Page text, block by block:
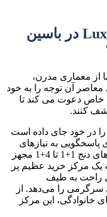
جزییات پروژه Luxera Towers در باسین
از معماری مدرن،
آن توجه را به خود
خاص دعوت می کند تا
کنند.
را در خود جای داده است
پاسخگویی به نیازهای
ساکنان مختلف طراحی شده‌اند. آپارتمان‌های دنج 1+1 تا 4+1 مجهز
یک مرکز خرید عظیم پر
راحت به طیف
سرگرمی را می‌دهد. از
خانوادگی، این مرکز